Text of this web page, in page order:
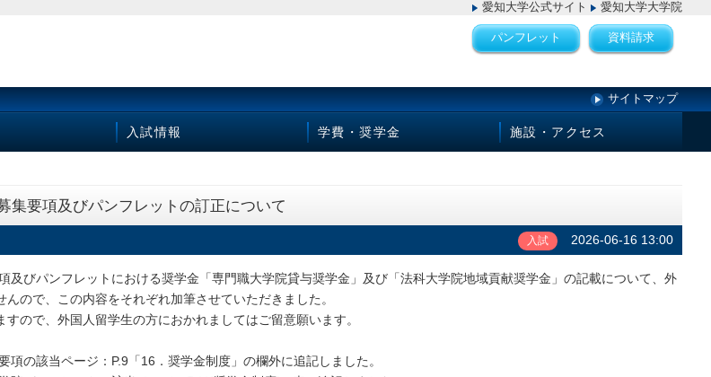
愛知大学公式サイト 愛知大学大学院
パンフレット 資料請求
サイトマップ
入試情報 学費・奨学金 施設・アクセス
集要項及びパンフレットの訂正について
入試 2026-06-16 13:00
及びパンフレットにおける奨学金「専門職大学院貸与奨学金」及び「法科大学院地域貢献奨学金」の記載について、外
ので、この内容をそれぞれ加筆させていただきました。
すので、外国人留学生の方におかれましてはご留意願います。
項の該当ページ：P.9「16．奨学金制度」の欄外に追記しました。